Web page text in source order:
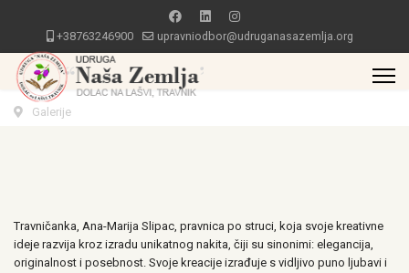
+38763246900 upravniodbor@udruganasazemlja.org
Galerije
Travničanka, Ana-Marija Slipac, pravnica po struci, koja svoje kreativne
ideje razvija kroz izradu unikatnog nakita, čiji su sinonimi: elegancija,
originalnost i posebnost. Svoje kreacije izrađuje s vidljivo puno ljubavi i